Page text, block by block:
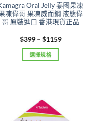
Oral Jelly 泰國果凍
凍偉哥 果凍威而鋼 液態偉
哥 原裝進口 香港現貨正品
$399 – $1159Price
選擇規格
variants.
The